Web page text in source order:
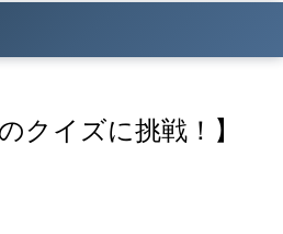
クイズに挑戦！】